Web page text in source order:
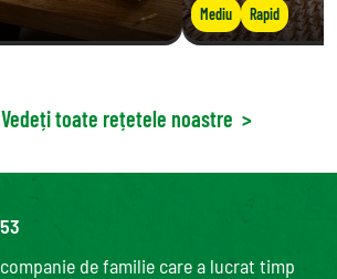
Mediu Rapid
Vedeți toate rețetele noastre >
de familie care a lucrat timp